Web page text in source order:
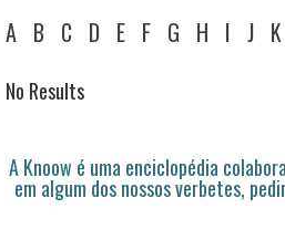
A B C D E F G H I J K
No Results
A Knoow é uma enciclopédia
em algum dos nossos verbetes,